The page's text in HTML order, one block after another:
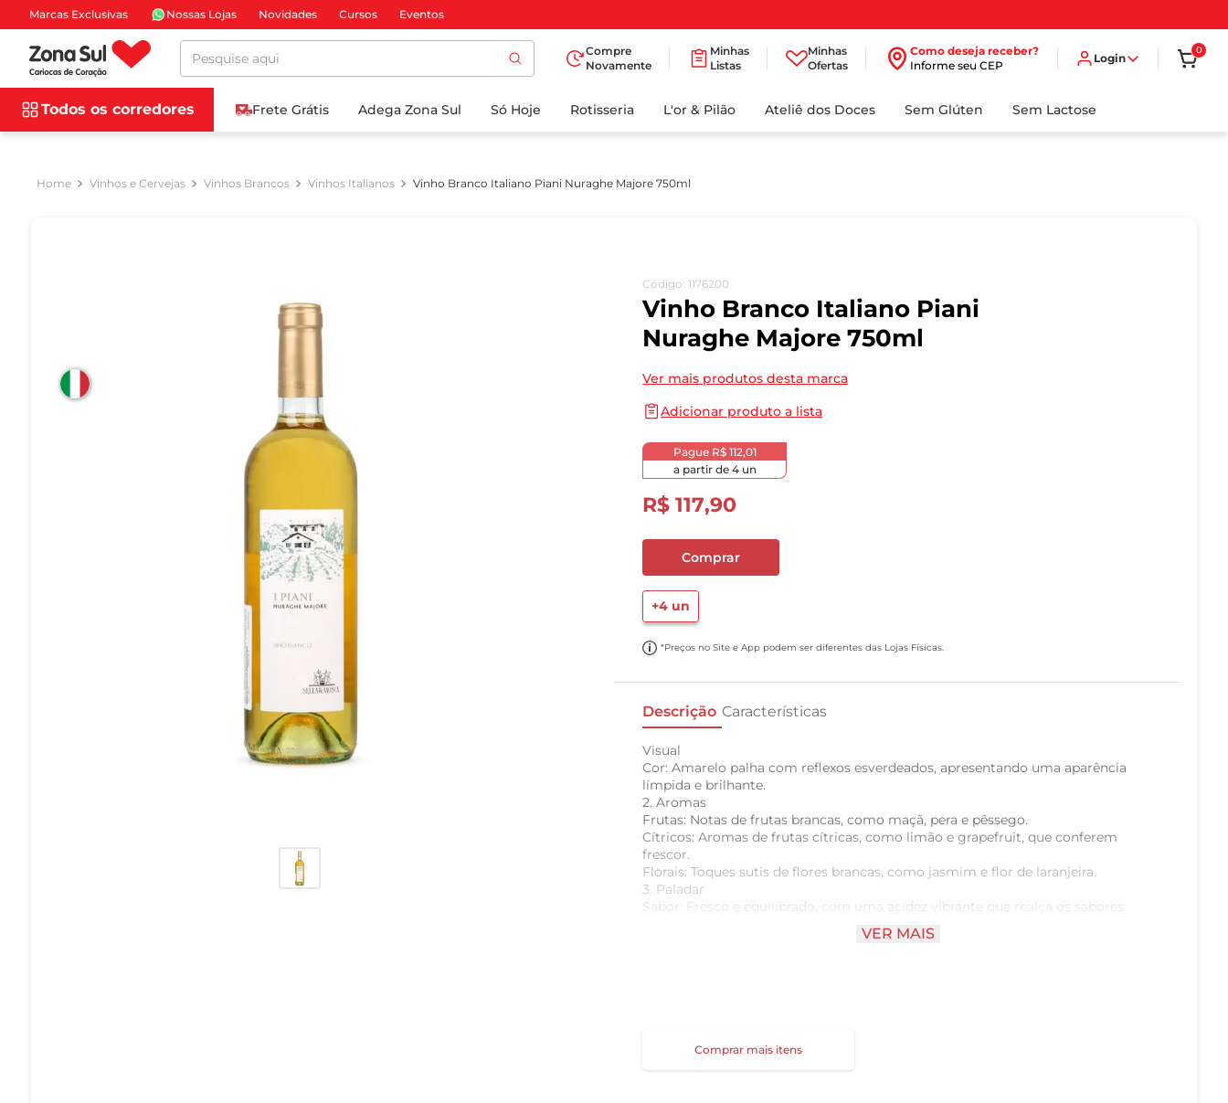
Marcas Exclusivas Nossas Lojas Novidades Cursos Eventos
Pesquise aqui
Compre
Novamente
Minhas
Listas
Minhas
Ofertas
Como deseja receber?
Informe seu CEP
Login
0
Todos os corredores Frete Grátis Adega Zona Sul Só Hoje Rotisseria L'or & Pilão Ateliê dos Doces Sem Glúten Sem Lactose
Vinhos e Cervejas Vinhos Brancos Vinhos Italianos Vinho Branco Italiano Piani Nuraghe Majore 750ml
Código: 1176200
Vinho Branco Italiano Piani
Nuraghe Majore 750ml
Ver mais produtos desta marca
Adicionar produto a lista
Pague R$ 112,01
a partir de 4un
R$ 117,90
Comprar
+4 un
*Preços no Site e App podem ser diferentes das Lojas Físicas.
Descrição Características
Visual
Cor: Amarelo palha com reflexos esverdeados, apresentando uma aparência
límpida e brilhante.
2. Aromas
Frutas: Notas de frutas brancas, como maçã, pera e pêssego.
Cítricos: Aromas de frutas cítricas, como limão e grapefruit, que conferem
frescor.
Florais: Toques sutis de flores brancas, como jasmim e flor de laranjeira.
3. Paladar
Sabor: Fresco e equilibrado, com uma acidez vibrante que realça os sabores
Textura: Leve e elegante, com um corpo médio que proporciona uma
VER MAIS
Comprar mais itens
BUSCADOS